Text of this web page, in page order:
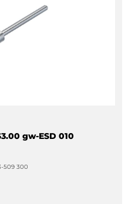
gw-ESD 010
Ø 5 mm 0003-509 300